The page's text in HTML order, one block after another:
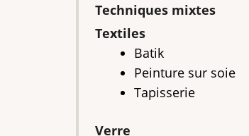
Techniques mixtes
Textiles
Batik
Peinture sur soie
Tapisserie
Verre